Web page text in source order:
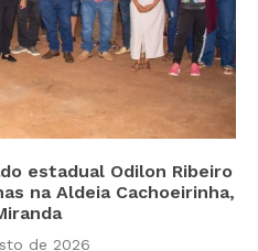
estadual Odilon Ribeiro
na Aldeia Cachoeirinha,
de 2026